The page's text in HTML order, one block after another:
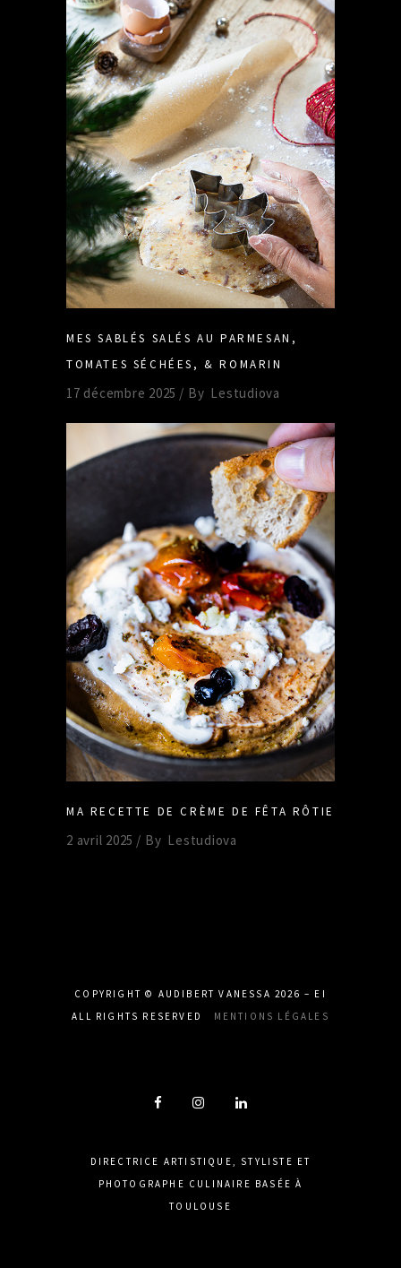
MES SABLÉS SALÉS AU PARMESAN,
TOMATES SÉCHÉES, & ROMARIN
17 décembre 2025 By Lestudiova
MA RECETTE DE CRÈME DE FÊTA RÔTIE
2 avril 2025 By Lestudiova
COPYRIGHT © AUDIBERT VANESSA 2026 – EI
ALL RIGHTS RESERVED
MENTIONS LÉGALES
DIRECTRICE ARTISTIQUE, STYLISTE ET
PHOTOGRAPHE CULINAIRE BASÉE À
TOULOUSE